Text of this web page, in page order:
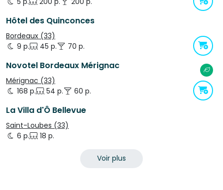
Hôtel des Quinconces
Bordeaux (33)
9 p.
45 p. 70 p.
Novotel Bordeaux Mérignac
Mérignac (33)
168 p.
54 p. 60 p.
La Villa d'Ô Bellevue
Saint-Loubes (33)
6 p.
18 p.
Voir plus